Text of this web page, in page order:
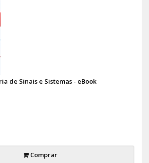
de Sinais e Sistemas - eBook
Comprar